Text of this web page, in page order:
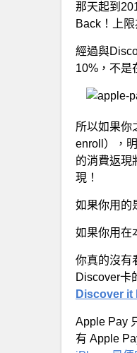
那天起到
Back！上
經過與
10%，不是
所以如果你
enroll），
的消費返現
現！
如果你用的
如果你用在
你真的沒有
Discover卡
Discover it
Apple Pay
有 Apple